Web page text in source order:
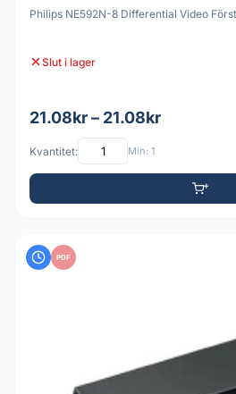
Philips NE592N-8 Differential Video
Slut i lager
21.08kr – 21.08kr
Kvantitet: Min: 1
PDF